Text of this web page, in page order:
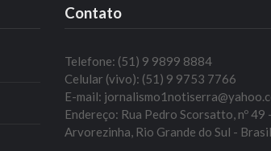
Contato
Telefone: (51) 9 9899 8884
Celular (vivo): (51) 9 9753 7766
E-mail:
Endereço: Rua Pedro Scorsatto, nº 49
Arvorezinha, Rio Grande do Sul - Brasil